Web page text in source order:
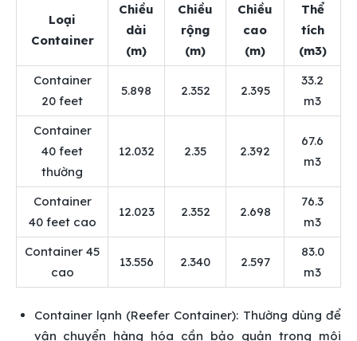
Loại
Container
Chiều
dài
(m)
Chiều
rộng
(m)
Chiều
cao
(m)
Thể
tích
(m3)
Container
20 feet
5.898 2.352 2.395
33.2
m3
Container
40 feet
thường
12.032 2.35 2.392
67.6
m3
Container
40 feet cao
12.023 2.352 2.698
76.3
m3
Container 45
cao
13.556 2.340 2.597
83.0
m3
Container lạnh (Reefer Container): Thường dùng để
vận chuyển hàng hóa cần bảo quản trong môi